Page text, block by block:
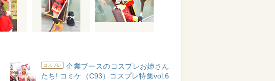
コスプレ
企業ブースのコスプレお姉さん
たち! コミケ（C93）コスプレ特集vol.6